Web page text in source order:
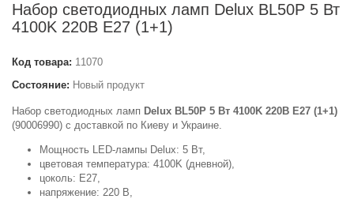
Набор светодиодных ламп Delux BL50P 5 Вт
4100K 220В E27 (1+1)
Код товара: 11070
Состояние: Новый продукт
Набор светодиодных ламп Delux BL50P 5 Вт 4100K 220В E27 (1+1)
(90006990) с доставкой по Киеву и Украине.
Мощность LED-лампы Delux: 5 Вт,
цветовая температура: 4100K (дневной),
цоколь: E27,
напряжение: 220 B,